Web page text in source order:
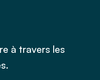
à travers les